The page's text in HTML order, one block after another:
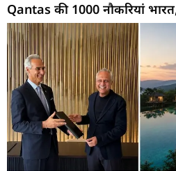
Qantas की 1000 नौकरियां